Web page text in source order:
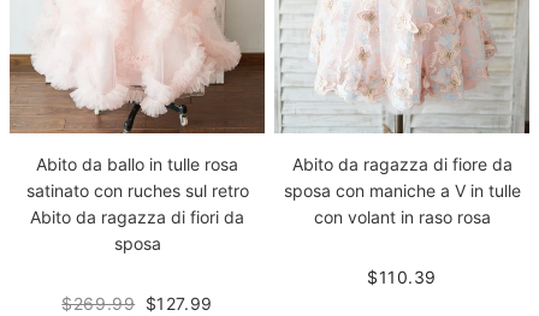
Abito da ballo in tulle rosa
satinato con ruches sul retro
Abito da ragazza di fiori da
sposa
$269.99 $127.99
Abito da ragazza di fiore da
sposa con maniche a V in tulle
con volant in raso rosa
$110.39